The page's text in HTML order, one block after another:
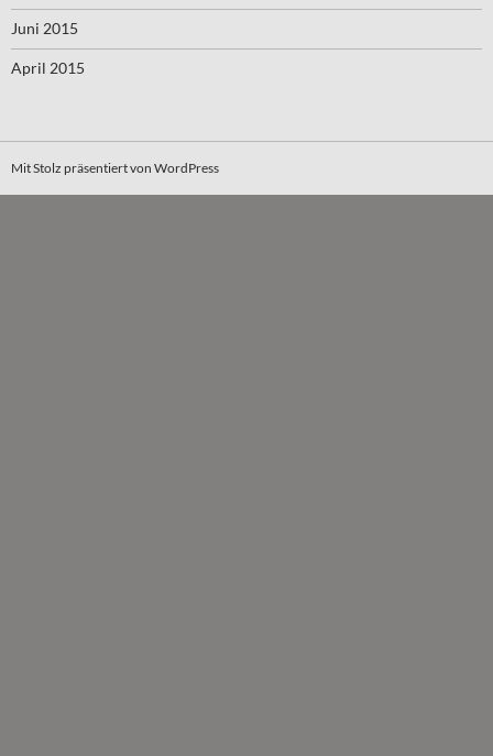
Juni 2015
April 2015
Mit Stolz präsentiert von WordPress